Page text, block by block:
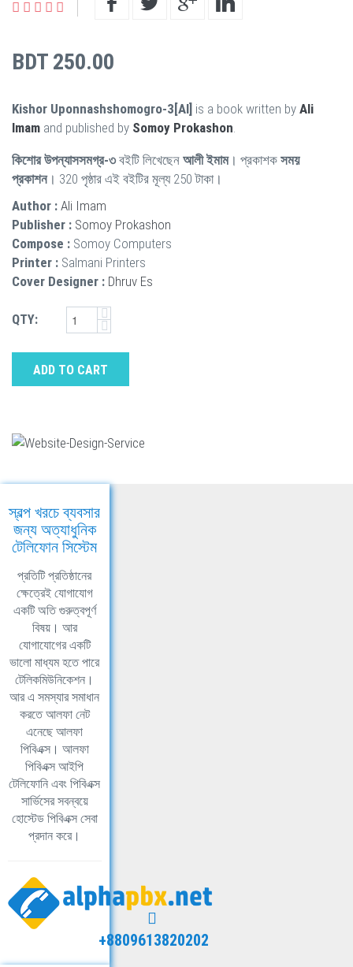
BDT 250.00
Kishor Uponnashshomogro-3[AI] is a book written by Ali
Imam and published by Somoy Prokashon
কিশোর উপন্যাসসমগ্র-৩বইটি লিখেছেন আলী ইমাম। প্রকাশক সময়
প্রকাশন। 320 পৃষ্ঠার এই বইটির মূল্য 250 টাকা।
Author : Ali Imam
Publisher : Somoy Prokashon
Compose : Somoy Computers
Printer : Salmani Printers
Cover Designer : Dhruv Es
QTY:
ADD TO CART
স্বল্প খরচে ব্যবসার
জন্য অত্যাধুনিক
টেলিফোন সিস্টেম
প্রতিটি প্রতিষ্ঠানের
ক্ষেত্রেই যোগাযোগ
একটি অতি গুরুত্বপূর্ণ
বিষয়। আর
যোগাযোগের একটি
ভালো মাধ্যম হতে পারে
টেলিকমিউনিকেশন।
আর এ সমস্যার সমাধান
করতে আলফা নেট
এনেছে আলফা
পিবিএক্স। আলফা
পিবিএক্স আইপি
টেলিফোনি এবং পিবিএক্স
সার্ভিসের সবন্বয়ে
হোস্টেড পিবিএক্স সেবা
প্রদান করে।
+8809613820202